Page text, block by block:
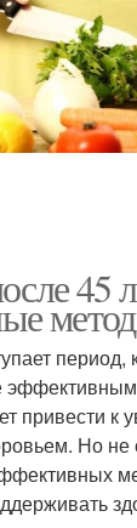
45
период,
привести к
Но не